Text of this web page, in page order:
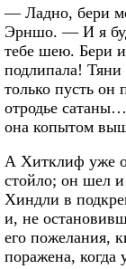
— Ладно, бери
Эрншо. — И я
тебе шею. Бери
подлипала! Тяни
только пусть он
отродье
она копытом
А Хитклиф уже
стойло; он шел и
Хиндли в
и, не
его пожелания,
поражена, когда